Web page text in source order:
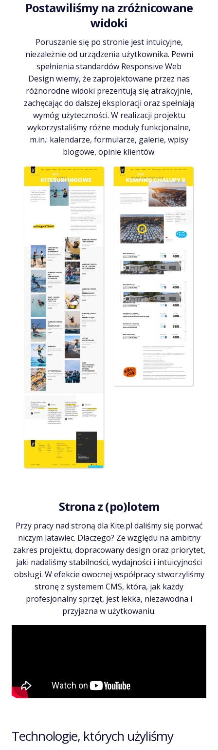
Postawiliśmy na zróżnicowane
widoki
Poruszanie się po stronie jest intuicyjne,
niezależnie od urządzenia użytkownika. Pewni
spełnienia standardów Responsive Web
Design wiemy, że zaprojektowane przez nas
różnorodne widoki prezentują się atrakcyjnie,
zachęcając do dalszej eksploracji oraz spełniają
wymóg użyteczności. W realizacji projektu
wykorzystaliśmy różne moduły funkcjonalne,
m.in.: kalendarze, formularze, galerie, wpisy
blogowe, opinie klientów.
Strona z (po)lotem
Przy pracy nad stroną dla Kite.pl daliśmy się porwać
niczym latawiec. Dlaczego? Ze względu na ambitny
zakres projektu, dopracowany design oraz priorytet,
jaki nadaliśmy stabilności, wydajności i intuicyjności
obsługi. W efekcie owocnej współpracy stworzyliśmy
stronę z systemem CMS, która, jak każdy
profesjonalny sprzęt, jest lekka, niezawodna i
przyjazna w użytkowaniu.
Technologie, których użyliśmy